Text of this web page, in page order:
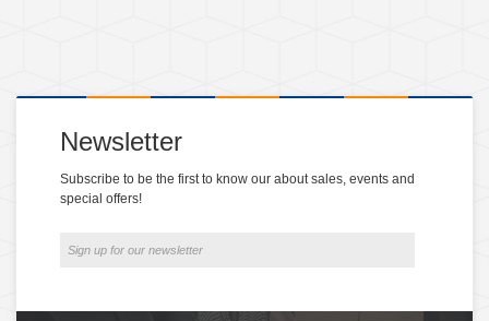
Newsletter
Subscribe to be the first to know our about sales, events and
special offers!